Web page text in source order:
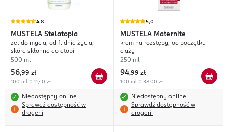
4,8
MUSTELA Stelatopia
żel do mycia, od 1. dnia życia,
skóra skłonna do atopii
500 ml
56,99 zł
100 ml = 11,40 zł
Niedostępny online
Sprawdź dostępność w
drogerii
5,0
MUSTELA Maternite
krem na rozstępy, od początku
ciąży
250 ml
94,99 zł
100 ml = 38,00 zł
Niedostępny online
Sprawdź dostępność w
drogerii